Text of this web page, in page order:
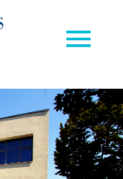
facebook